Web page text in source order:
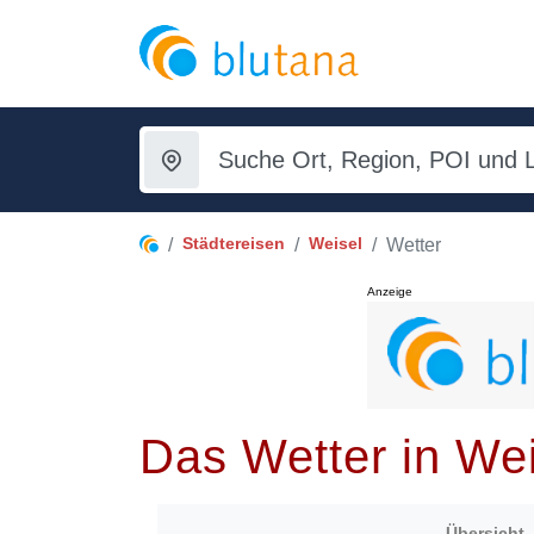
Städtereisen Weisel Wetter
Anzeige
Das Wetter in